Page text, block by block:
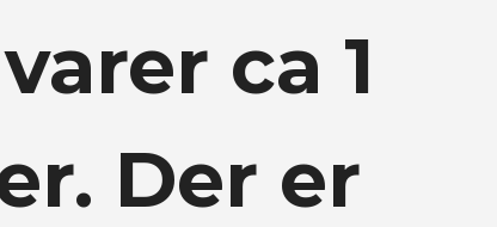
ca 1
Der er